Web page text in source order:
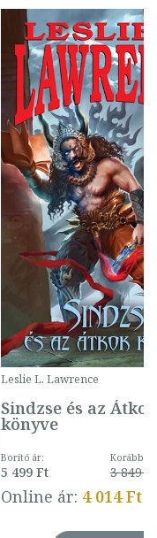
Leslie L. Lawrence
Sindzse és az Átkok
könyve
Borító ár:
5 499 Ft
Korábbi
3 849 Ft
Online ár: 4 014 Ft